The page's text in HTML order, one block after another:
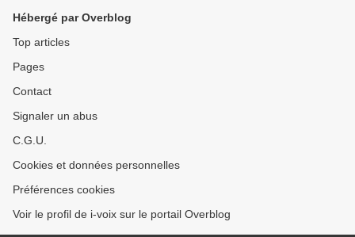
Hébergé par Overblog
Top articles
Pages
Contact
Signaler un abus
C.G.U.
Cookies et données personnelles
Préférences cookies
Voir le profil de i-voix sur le portail Overblog